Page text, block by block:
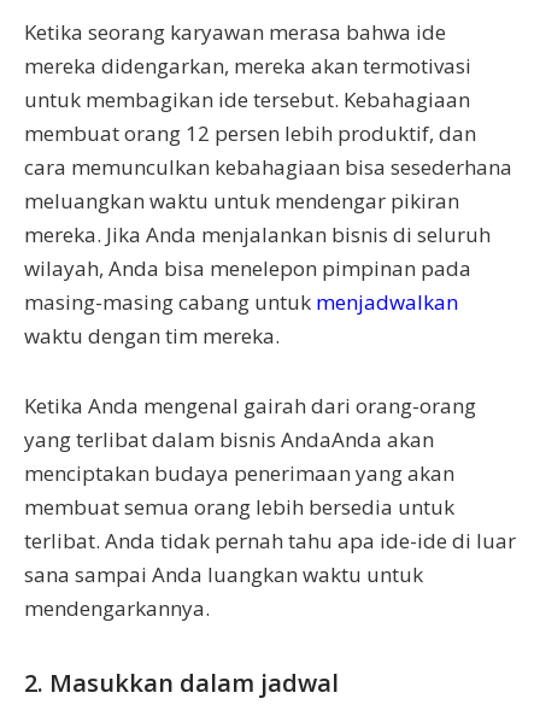
Ketika seorang karyawan merasa bahwa ide
mereka didengarkan, mereka akan termotivasi
untuk membagikan ide tersebut. Kebahagiaan
membuat orang 12 persen lebih produktif, dan
cara memunculkan kebahagiaan bisa sesederhana
meluangkan waktu untuk mendengar pikiran
mereka. Jika Anda menjalankan bisnis di seluruh
wilayah, Anda bisa menelepon pimpinan pada
masing-masing cabang untuk menjadwalkan
waktu dengan tim mereka.
Ketika Anda mengenal gairah dari orang-orang
yang terlibat dalam bisnis AndaAnda akan
menciptakan budaya penerimaan yang akan
membuat semua orang lebih bersedia untuk
terlibat. Anda tidak pernah tahu apa ide-ide di luar
sana sampai Anda luangkan waktu untuk
mendengarkannya.
2. Masukkan dalam jadwal